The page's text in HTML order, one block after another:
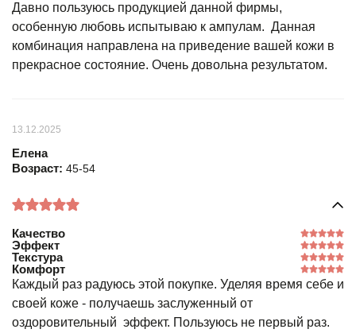
Давно пользуюсь продукцией данной фирмы,
особенную любовь испытываю к ампулам. Данная
комбинация направлена на приведение вашей кожи в
прекрасное состояние. Очень довольна результатом.
13.12.2025
Елена
Возраст: 45-54
Качество
Эффект
Текстура
Комфорт
Каждый раз радуюсь этой покупке. Уделяя время себе и
своей коже - получаешь заслуженный от
оздоровительный эффект. Пользуюсь не первый раз.